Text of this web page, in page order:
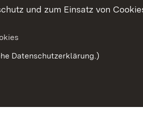
und zum Einsatz von
Datenschutzerklärung.)